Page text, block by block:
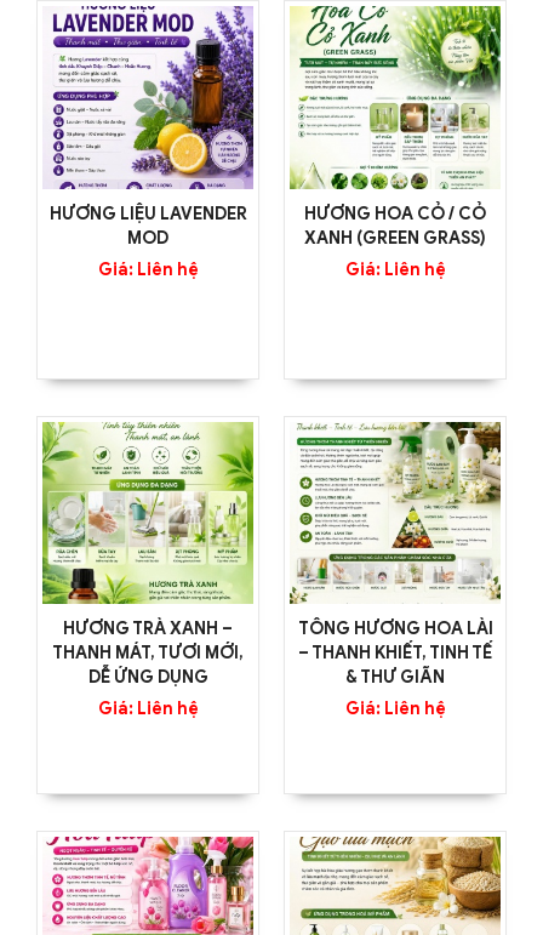
HƯƠNG LIỆU LAVENDER
MOD
Giá: Liên hệ
HƯƠNG HOA CỎ / CỎ
XANH (GREEN GRASS)
Giá: Liên hệ
HƯƠNG TRÀ XANH –
THANH MÁT, TƯƠI MỚI,
DỄ ỨNG DỤNG
Giá: Liên hệ
TÔNG HƯƠNG HOA LÀI
– THANH KHIẾT, TINH TẾ
& THƯ GIÃN
Giá: Liên hệ